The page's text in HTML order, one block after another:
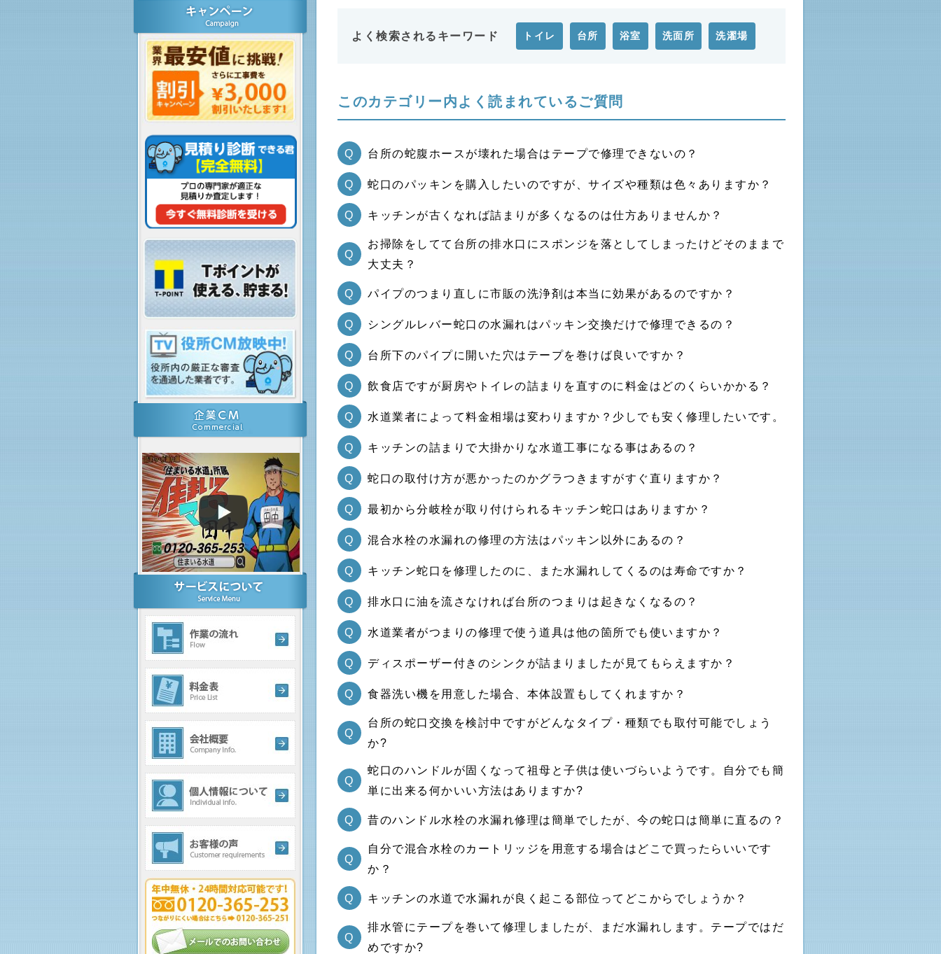
よく検索されるキーワード トイレ 台所 浴室 洗面所 洗濯場
このカテゴリー内よく読まれているご質問
Q 台所の蛇腹ホースが壊れた場合はテープで修理できないの？
Q 蛇口のパッキンを購入したいのですが、サイズや種類は色々ありますか？
Q キッチンが古くなれば詰まりが多くなるのは仕方ありませんか？
Q
お掃除をしてて台所の排水口にスポンジを落としてしまったけどそのままで
大丈夫？
Q パイプのつまり直しに市販の洗浄剤は本当に効果があるのですか？
Q シングルレバー蛇口の水漏れはパッキン交換だけで修理できるの？
Q 台所下のパイプに開いた穴はテープを巻けば良いですか？
Q 飲食店ですが厨房やトイレの詰まりを直すのに料金はどのくらいかかる？
Q 水道業者によって料金相場は変わりますか？少しでも安く修理したいです。
Q キッチンの詰まりで大掛かりな水道工事になる事はあるの？
Q 蛇口の取付け方が悪かったのかグラつきますがすぐ直りますか？
Q 最初から分岐栓が取り付けられるキッチン蛇口はありますか？
Q 混合水栓の水漏れの修理の方法はパッキン以外にあるの？
Q キッチン蛇口を修理したのに、また水漏れしてくるのは寿命ですか？
Q 排水口に油を流さなければ台所のつまりは起きなくなるの？
Q 水道業者がつまりの修理で使う道具は他の箇所でも使いますか？
Q ディスポーザー付きのシンクが詰まりましたが見てもらえますか？
Q 食器洗い機を用意した場合、本体設置もしてくれますか？
Q
台所の蛇口交換を検討中ですがどんなタイプ・種類でも取付可能でしょう
か?
Q
蛇口のハンドルが固くなって祖母と子供は使いづらいようです。自分でも簡
単に出来る何かいい方法はありますか?
Q 昔のハンドル水栓の水漏れ修理は簡単でしたが、今の蛇口は簡単に直るの？
Q
自分で混合水栓のカートリッジを用意する場合はどこで買ったらいいです
か？
Q キッチンの水道で水漏れが良く起こる部位ってどこからでしょうか？
Q
排水管にテープを巻いて修理しましたが、まだ水漏れします。テープではだ
めですか?